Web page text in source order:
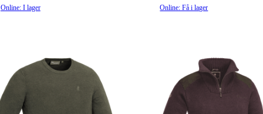
Online: I lager Online: Få i lager